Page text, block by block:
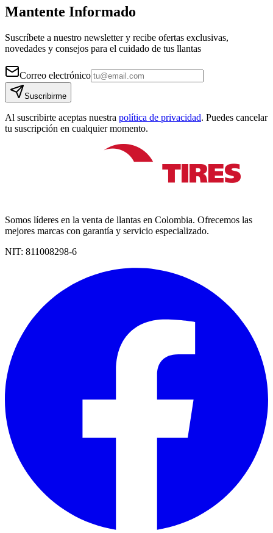
Mantente Informado
Suscríbete a nuestro newsletter y recibe ofertas exclusivas,
novedades y consejos para el cuidado de tus llantas
Correo electrónico
Suscribirme
Al suscribirte aceptas nuestra política de privacidad. Puedes cancelar
tu suscripción en cualquier momento.
Somos líderes en la venta de llantas en Colombia. Ofrecemos las
mejores marcas con garantía y servicio especializado.
NIT: 811008298-6